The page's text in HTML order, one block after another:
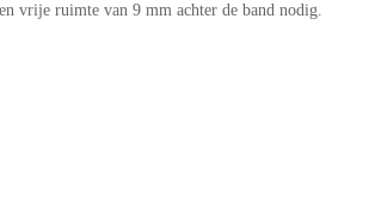
vrije ruimte van 9 mm achter de band nodig.